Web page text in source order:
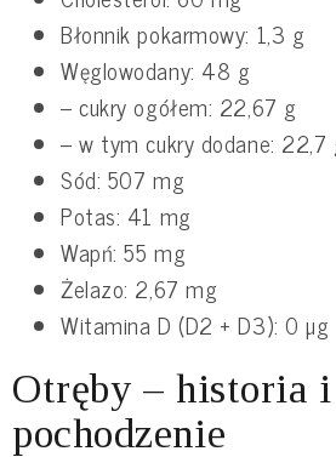
Błonnik pokarmowy: 1,3 g
Węglowodany: 48 g
– cukry ogółem: 22,67 g
– w tym cukry dodane: 22,7
Sód: 507 mg
Potas: 41 mg
Wapń: 55 mg
Żelazo: 2,67 mg
Witamina D (D2 + D3): 0 µg
Otręby – historia i
pochodzenie